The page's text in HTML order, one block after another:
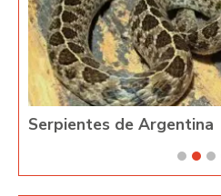
Serpientes de Argentina